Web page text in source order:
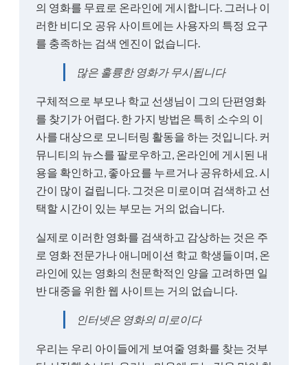
의 영화를 무료로 온라인에 게시합니다. 그러나 이
러한 비디오 공유 사이트에는 사용자의 특정 요구
를 충족하는 검색 엔진이 없습니다.
많은 훌륭한 영화가 무시됩니다
구체적으로 부모나 학교 선생님이 그의 단편영화
를 찾기가 어렵다. 한 가지 방법은 특히 소수의 이
사를 대상으로 모니터링 활동을 하는 것입니다. 커
뮤니티의 뉴스를 팔로우하고, 온라인에 게시된 내
용을 확인하고, 좋아요를 누르거나 공유하세요. 시
간이 많이 걸립니다. 그것은 미로이며 검색하고 선
택할 시간이 있는 부모는 거의 없습니다.
실제로 이러한 영화를 검색하고 감상하는 것은 주
로 영화 전문가나 애니메이션 학교 학생들이며, 온
라인에 있는 영화의 천문학적인 양을 고려하면 일
반 대중을 위한 웹 사이트는 거의 없습니다.
인터넷은 영화의 미로이다
우리는 우리 아이들에게 보여줄 영화를 찾는 것부